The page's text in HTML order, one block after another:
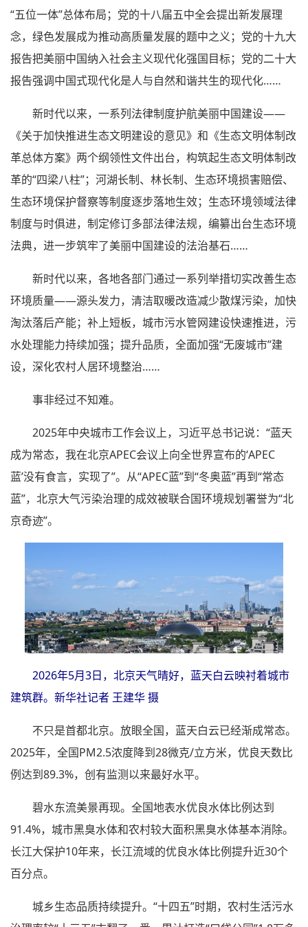
“五位一体”总体布局；党的十八届五中全会提出新发展理
念，绿色发展成为推动高质量发展的题中之义；党的十九大
报告把美丽中国纳入社会主义现代化强国目标；党的二十大
报告强调中国式现代化是人与自然和谐共生的现代化……
新时代以来，一系列法律制度护航美丽中国建设——
《关于加快推进生态文明建设的意见》和《生态文明体制改
革总体方案》两个纲领性文件出台，构筑起生态文明体制改
革的“四梁八柱”；河湖长制、林长制、生态环境损害赔偿、
生态环境保护督察等制度逐步落地生效；生态环境领域法律
制度与时俱进，制定修订多部法律法规，编纂出台生态环境
法典，进一步筑牢了美丽中国建设的法治基石……
新时代以来，各地各部门通过一系列举措切实改善生态
环境质量——源头发力，清洁取暖改造减少散煤污染，加快
淘汰落后产能；补上短板，城市污水管网建设快速推进，污
水处理能力持续加强；提升品质，全面加强“无废城市”建
设，深化农村人居环境整治……
事非经过不知难。
2025年中央城市工作会议上，习近平总书记说：“蓝天
成为常态，我在北京APEC会议上向全世界宣布的‘APEC
蓝’没有食言，实现了”。从“APEC蓝”到“冬奥蓝”再到“常态
蓝”，北京大气污染治理的成效被联合国环境规划署誉为“北
京奇迹”。
2026年5月3日，北京天气晴好，蓝天白云映衬着城市
建筑群。新华社记者 王建华 摄
不只是首都北京。放眼全国，蓝天白云已经渐成常态。
2025年，全国PM2.5浓度降到28微克/立方米，优良天数比
例达到89.3%，创有监测以来最好水平。
碧水东流美景再现。全国地表水优良水体比例达到
91.4%，城市黑臭水体和农村较大面积黑臭水体基本消除。
长江大保护10年来，长江流域的优良水体比例提升近30个
百分点。
城乡生态品质持续提升。“十四五”时期，农村生活污水